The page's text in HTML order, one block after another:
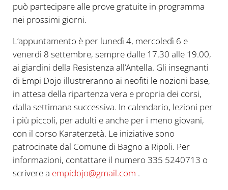
può partecipare alle prove gratuite in programma
nei prossimi giorni.
L’appuntamento è per lunedì 4, mercoledì 6 e
venerdì 8 settembre, sempre dalle 17.30 alle 19.00,
ai giardini della Resistenza all’Antella. Gli insegnanti
di Empi Dojo illustreranno ai neofiti le nozioni base,
in attesa della ripartenza vera e propria dei corsi,
dalla settimana successiva. In calendario, lezioni per
i più piccoli, per adulti e anche per i meno giovani,
con il corso Karaterzetà. Le iniziative sono
patrocinate dal Comune di Bagno a Ripoli. Per
informazioni, contattare il numero 335 5240713 o
scrivere a empidojo@gmail.com .